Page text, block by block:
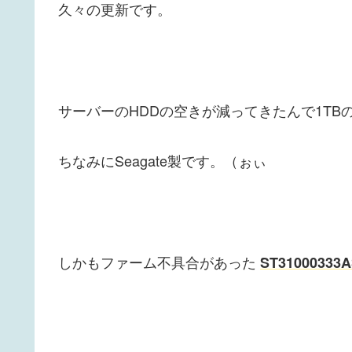
久々の更新です。
サーバーのHDDの空きが減ってきたんで1TB
ちなみにSeagate製です。（ぉぃ
しかもファーム不具合があった